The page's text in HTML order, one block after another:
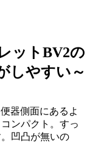
ットBV2の
しやすい～
器側面にあるよ
ンパクト。すっ
凹凸が無いの